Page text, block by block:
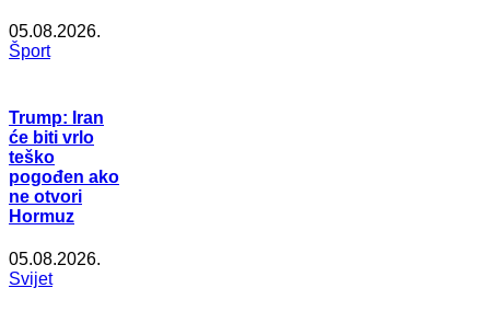
05.08.2026.
Šport
Trump: Iran
će biti vrlo
teško
pogođen ako
ne otvori
Hormuz
05.08.2026.
Svijet